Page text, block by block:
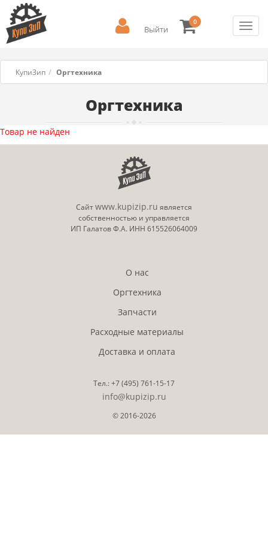
Выйти
0
КупиЗип Оргтехника
Оргтехника
Товар не найден
Сайтwww.kupizip.ru является
собственностью и управляется
ИП Галатов Ф.А. ИНН 615526064009
О нас
Оргтехника
Запчасти
Расходные материалы
Доставка и оплата
Тел.:+7 (495) 761-15-17
info@kupizip.ru
© 2016-2026